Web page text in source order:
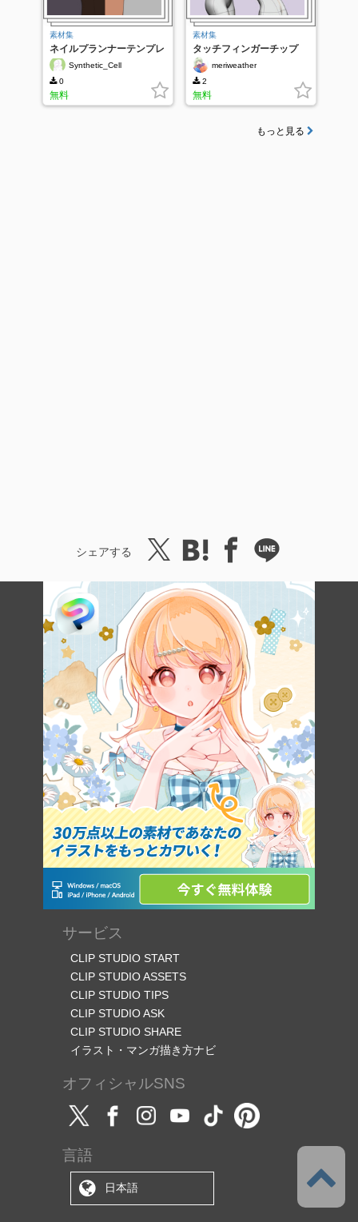
素材集
ネイルプランナーテンプレ
ート Synthetic_Cell
0
無料
素材集
タッチフィンガーチップ
[GL]
meriweather
2
無料
もっと見る
シェアする
サービス
CLIP STUDIO START
CLIP STUDIO ASSETS
CLIP STUDIO TIPS
CLIP STUDIO ASK
CLIP STUDIO SHARE
イラスト・マンガ描き方ナビ
オフィシャルSNS
言語
日本語